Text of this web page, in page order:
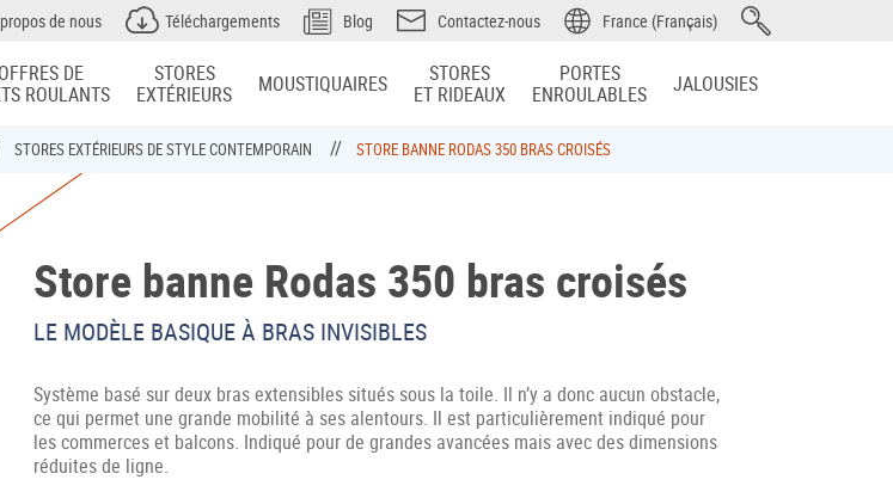
de nous Téléchargements Blog Contactez-nous France (Français)
DE
ROULANTS
STORES
EXTÉRIEURS
MOUSTIQUAIRES
STORES
ET RIDEAUX
PORTES
ENROULABLES
JALOUSIES
STORES EXTÉRIEURS DE STYLE CONTEMPORAIN STORE BANNE RODAS 350 BRAS CROISÉS
Store banne Rodas 350 bras croisés
LE MODÈLE BASIQUE À BRAS INVISIBLES
Système basé sur deux bras extensibles situés sous la toile. Il n’y a donc aucun obstacle,
ce qui permet une grande mobilité à ses alentours. Il est particulièrement indiqué pour
les commerces et balcons. Indiqué pour de grandes avancées mais avec des dimensions
réduites de ligne.